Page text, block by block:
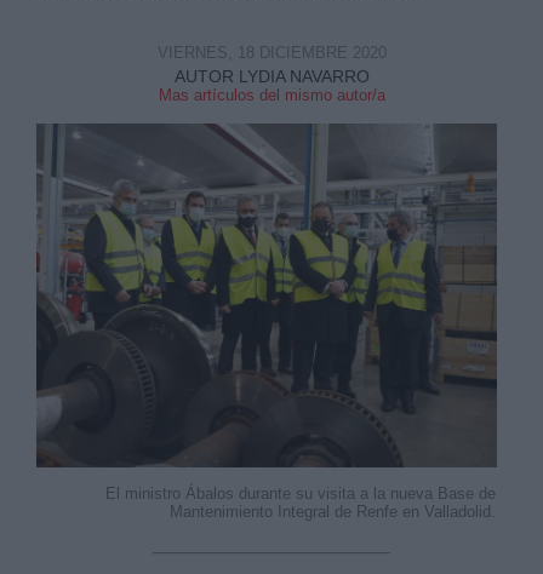
AUTOR LYDIA NAVARRO
Mas artículos del mismo autor/a
VIERNES, 18 DICIEMBRE 2020
El ministro Ábalos durante su visita a la nueva Base de
Mantenimiento Integral de Renfe en Valladolid.